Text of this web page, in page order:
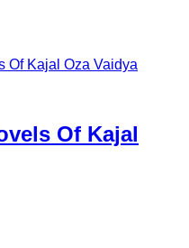
Of Kajal